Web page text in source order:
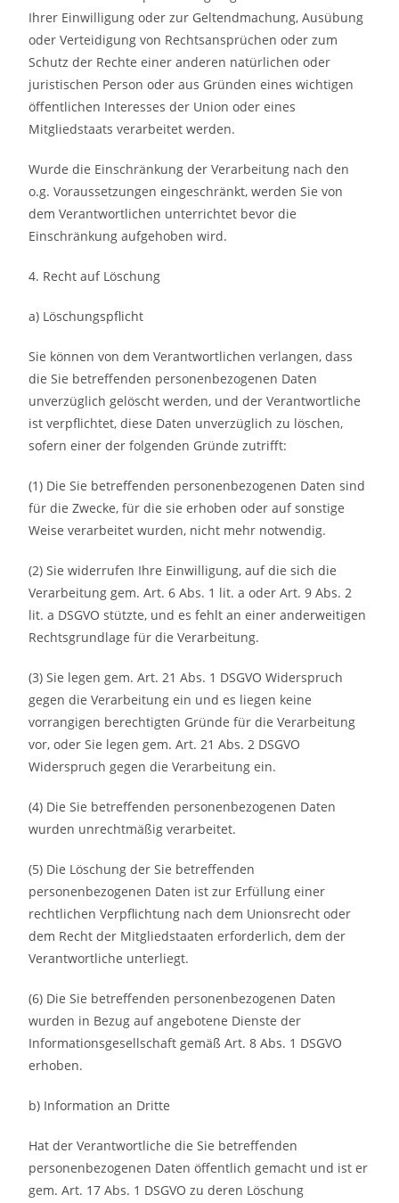
Ihrer Einwilligung oder zur Geltendmachung, Ausübung
oder Verteidigung von Rechtsansprüchen oder zum
Schutz der Rechte einer anderen natürlichen oder
juristischen Person oder aus Gründen eines wichtigen
öffentlichen Interesses der Union oder eines
Mitgliedstaats verarbeitet werden.
Wurde die Einschränkung der Verarbeitung nach den
o.g. Voraussetzungen eingeschränkt, werden Sie von
dem Verantwortlichen unterrichtet bevor die
Einschränkung aufgehoben wird.
4. Recht auf Löschung
a) Löschungspflicht
Sie können von dem Verantwortlichen verlangen, dass
die Sie betreffenden personenbezogenen Daten
unverzüglich gelöscht werden, und der Verantwortliche
ist verpflichtet, diese Daten unverzüglich zu löschen,
sofern einer der folgenden Gründe zutrifft:
(1) Die Sie betreffenden personenbezogenen Daten sind
für die Zwecke, für die sie erhoben oder auf sonstige
Weise verarbeitet wurden, nicht mehr notwendig.
(2) Sie widerrufen Ihre Einwilligung, auf die sich die
Verarbeitung gem. Art. 6 Abs. 1 lit. a oder Art. 9 Abs. 2
lit. a DSGVO stützte, und es fehlt an einer anderweitigen
Rechtsgrundlage für die Verarbeitung.
(3) Sie legen gem. Art. 21 Abs. 1 DSGVO Widerspruch
gegen die Verarbeitung ein und es liegen keine
vorrangigen berechtigten Gründe für die Verarbeitung
vor, oder Sie legen gem. Art. 21 Abs. 2 DSGVO
Widerspruch gegen die Verarbeitung ein.
(4) Die Sie betreffenden personenbezogenen Daten
wurden unrechtmäßig verarbeitet.
(5) Die Löschung der Sie betreffenden
personenbezogenen Daten ist zur Erfüllung einer
rechtlichen Verpflichtung nach dem Unionsrecht oder
dem Recht der Mitgliedstaaten erforderlich, dem der
Verantwortliche unterliegt.
(6) Die Sie betreffenden personenbezogenen Daten
wurden in Bezug auf angebotene Dienste der
Informationsgesellschaft gemäß Art. 8 Abs. 1 DSGVO
erhoben.
b) Information an Dritte
Hat der Verantwortliche die Sie betreffenden
personenbezogenen Daten öffentlich gemacht und ist er
gem. Art. 17 Abs. 1 DSGVO zu deren Löschung